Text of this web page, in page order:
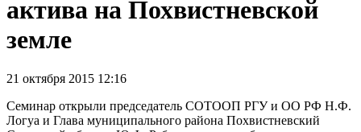
актива на Похвистневской
земле
21 октября 2015 12:16
Семинар открыли председатель СОТООП РГУ и ОО РФ Н.Ф.
Логуа и Глава муниципального района Похвистневский